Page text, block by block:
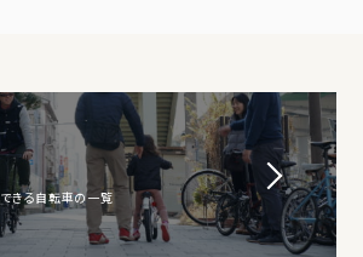
きる自転車の一覧